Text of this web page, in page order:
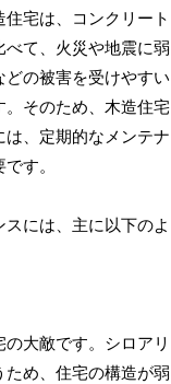
宅は、コンクリート
て、火災や地震に弱
どの被害を受けやすい
。そのため、木造住宅
は、定期的なメンテナ
す。
には、主に以下のよ
大敵です。シロアリ
ため、住宅の構造が弱